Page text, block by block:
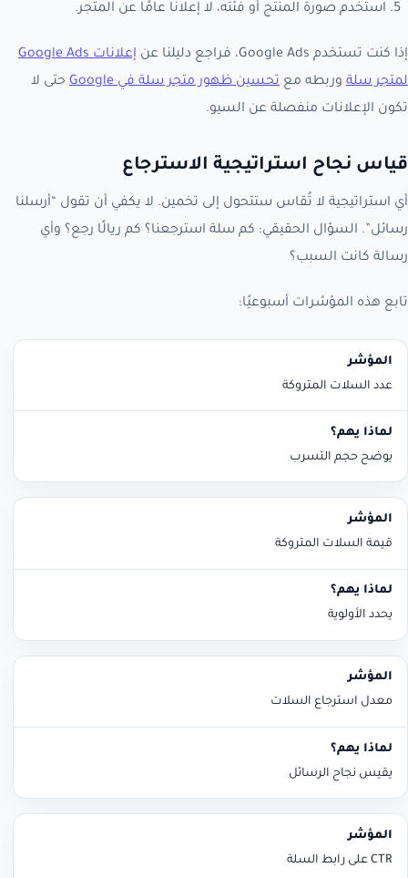
استخدم صورة المنتج أو فئته، لا إعلانًا عامًا عن المتجر.
إذا كنت تستخدم Google Ads، فراجع دليلنا عن
إعلانات Google Ads
لمتجر سلة وربطه مع تحسين ظهور متجر سلة في Google
حتى لا
تكون الإعلانات منفصلة عن السيو.
قياس نجاح استراتيجية الاسترجاع
أي استراتيجية لا تُقاس ستتحول إلى تخمين. لا يكفي أن تقول “أرسلنا
رسائل”. السؤال الحقيقي: كم سلة استرجعنا؟ كم ريالًا رجع؟ وأي
رسالة كانت السبب؟
تابع هذه المؤشرات أسبوعيًا:
المؤشر
عدد السلات المتروكة
يوضح حجم التسرب
قيمة السلات المتروكة
يحدد الأولوية
معدل استرجاع السلات
يقيس نجاح الرسائل
CTR على رابط السلة